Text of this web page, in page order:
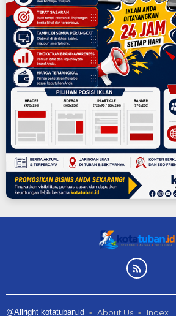
@Allright kotatuban.id About Us Index